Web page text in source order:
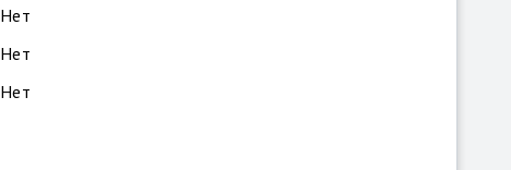
Нет
Нет
Нет